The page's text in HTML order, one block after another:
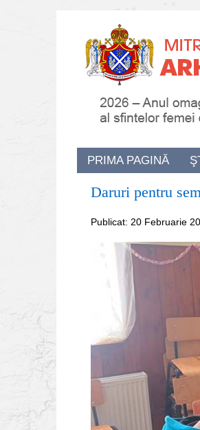
PRIMA PAGINĂ
Daruri pentru
Publicat: 20 Februarie